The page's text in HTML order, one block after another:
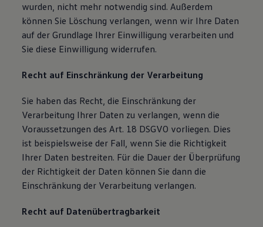
wurden, nicht mehr notwendig sind. Außerdem
können Sie Löschung verlangen, wenn wir Ihre Daten
auf der Grundlage Ihrer Einwilligung verarbeiten und
Sie diese Einwilligung widerrufen.
Recht auf Einschränkung der Verarbeitung
Sie haben das Recht, die Einschränkung der
Verarbeitung Ihrer Daten zu verlangen, wenn die
Voraussetzungen des Art. 18 DSGVO vorliegen. Dies
ist beispielsweise der Fall, wenn Sie die Richtigkeit
Ihrer Daten bestreiten. Für die Dauer der Überprüfung
der Richtigkeit der Daten können Sie dann die
Einschränkung der Verarbeitung verlangen.
Recht auf Datenübertragbarkeit